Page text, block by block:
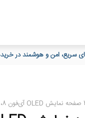
سریع، امن و هوشمند در